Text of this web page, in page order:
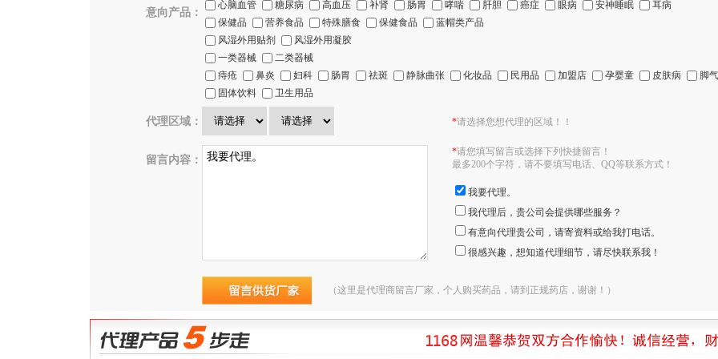
意向产品：
心脑血管 糖尿病 高血压 补肾 肠胃 哮喘 肝胆 癌症 眼病 安神睡眠
耳病
保健品
营养食品 特殊膳食 保健食品
蓝帽类产品
风湿外用贴剂
风湿外用凝胶
一类器械
二类器械
痔疮
鼻炎 妇科 肠胃 祛斑 静脉曲张 化妆品 民用品 加盟店 孕婴童 皮肤病
脚气
固体饮料
卫生用品
代理区域： *请选择您想代理的区域！！
留言内容：
*请您填写留言或选择下列快捷留言！
最多200个字符，请不要填写电话、QQ等联系方式！
我要代理。
我代理后，贵公司会提供哪些服务？
有意向代理贵公司，请寄资料或给我打电话。
很感兴趣，想知道代理细节，请尽快联系我！
（这里是代理商留言厂家，个人购买药品，请到正规药店，谢谢！）